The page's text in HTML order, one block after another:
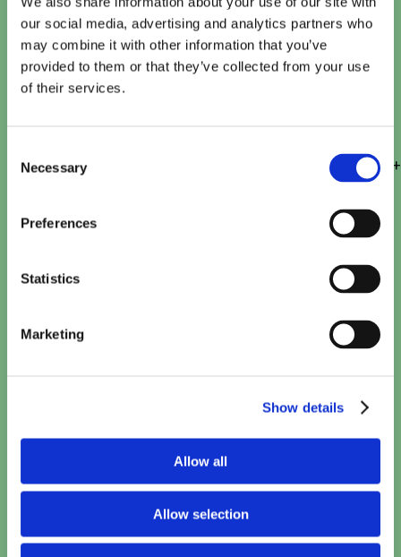
our social media, advertising and analytics partners who
may combine it with other information that you’ve
provided to them or that they’ve collected from your use
of their services.
Selection
Necessary
Preferences
Statistics
Marketing
Show details
Allow all
Allow selection